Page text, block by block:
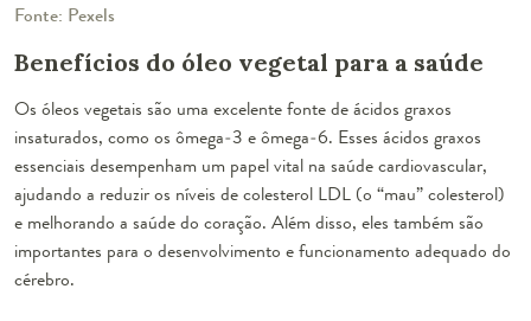
Fonte: Pexels
Benefícios do óleo vegetal para a saúde
Os óleos vegetais são uma excelente fonte de ácidos graxos
insaturados, como os ômega-3 e ômega-6. Esses ácidos graxos
essenciais desempenham um papel vital na saúde cardiovascular,
ajudando a reduzir os níveis de colesterol LDL (o “mau” colesterol)
e melhorando a saúde do coração. Além disso, eles também são
importantes para o desenvolvimento e funcionamento adequado do
cérebro.